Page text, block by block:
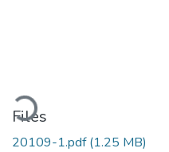
Files
20109-1.pdf(1.25 MB)